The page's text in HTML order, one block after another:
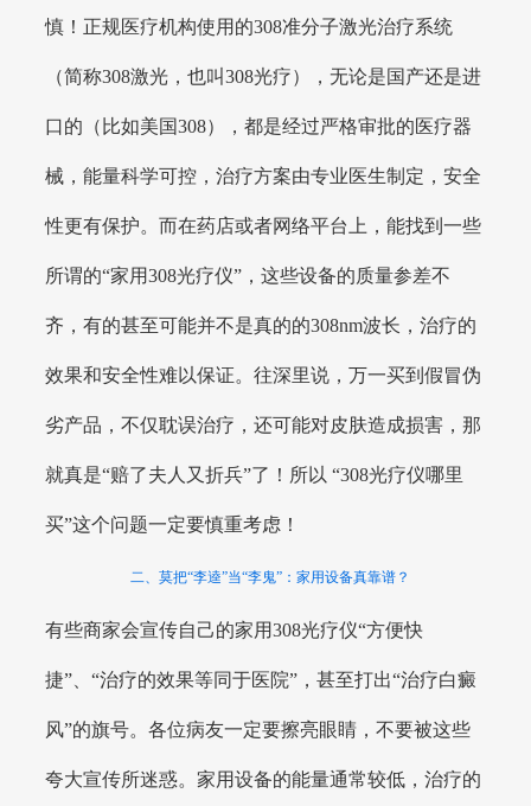
慎！正规医疗机构使用的308准分子激光治疗系统
（简称308激光，也叫308光疗），无论是国产还是进
口的（比如美国308），都是经过严格审批的医疗器
械，能量科学可控，治疗方案由专业医生制定，安全
性更有保护。而在药店或者网络平台上，能找到一些
所谓的“家用308光疗仪”，这些设备的质量参差不
齐，有的甚至可能并不是真的的308nm波长，治疗的
效果和安全性难以保证。往深里说，万一买到假冒伪
劣产品，不仅耽误治疗，还可能对皮肤造成损害，那
就真是“赔了夫人又折兵”了！所以 “308光疗仪哪里
买”这个问题一定要慎重考虑！
二、莫把“李逵”当“李鬼”：家用设备真靠谱？
有些商家会宣传自己的家用308光疗仪“方便快
捷”、“治疗的效果等同于医院”，甚至打出“治疗白癜
风”的旗号。各位病友一定要擦亮眼睛，不要被这些
夸大宣传所迷惑。家用设备的能量通常较低，治疗的